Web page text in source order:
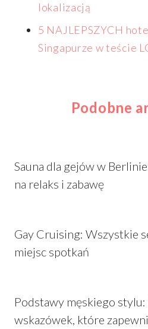
lokalizacją
5 NAJLEPSZYCH
Singapurze w teście
Podobne
Sauna dla gejów w
na relaks i zabawę
Gay Cruising: Wszystkie
miejsc spotkań
Podstawy męskiego
wskazówek, które